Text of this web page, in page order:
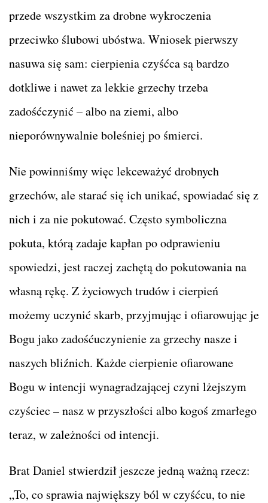
przede wszystkim za drobne wykroczenia
przeciwko ślubowi ubóstwa. Wniosek pierwszy
nasuwa się sam: cierpienia czyśćca są bardzo
dotkliwe i nawet za lekkie grzechy trzeba
zadośćczynić – albo na ziemi, albo
nieporównywalnie boleśniej po śmierci.
Nie powinniśmy więc lekceważyć drobnych
grzechów, ale starać się ich unikać, spowiadać się z
nich i za nie pokutować. Często symboliczna
pokuta, którą zadaje kapłan po odprawieniu
spowiedzi, jest raczej zachętą do pokutowania na
własną rękę. Z życiowych trudów i cierpień
możemy uczynić skarb, przyjmując i ofiarowując je
Bogu jako zadośćuczynienie za grzechy nasze i
naszych bliźnich. Każde cierpienie ofiarowane
Bogu w intencji wynagradzającej czyni lżejszym
czyściec – nasz w przyszłości albo kogoś zmarłego
teraz, w zależności od intencji.
Brat Daniel stwierdził jeszcze jedną ważną rzecz:
„To, co sprawia największy ból w czyśćcu, to nie